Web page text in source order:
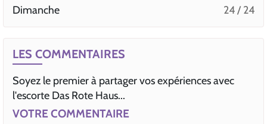
Dimanche
24 / 24
LES COMMENTAIRES
Soyez le premier à partager vos expériences avec
l'escorte Das Rote Haus...
VOTRE COMMENTAIRE